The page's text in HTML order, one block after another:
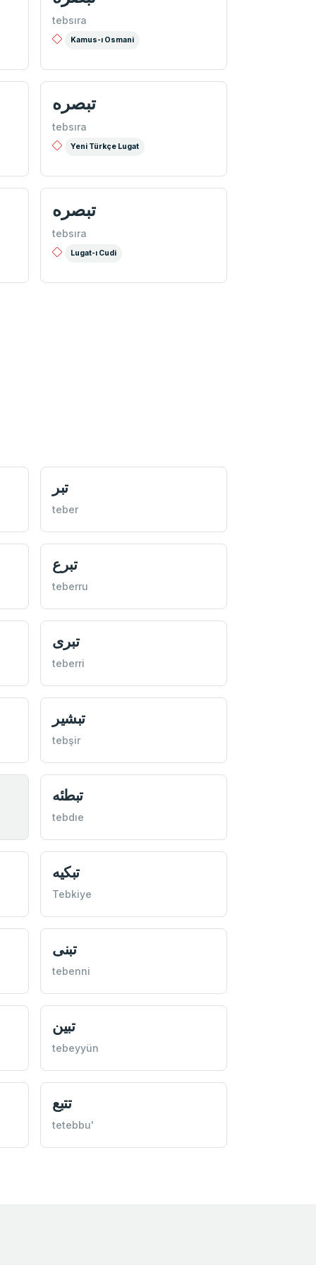
tebsıra
Kamus-ı Osmani
تبصره
tebsıra
Yeni Türkçe Lugat
تبصره
tebsıra
Lugat-ı Cudi
تبر
teber
تبرع
teberru
تبری
teberri
تبشير
tebşir
تبطئه
tebdıe
تبكيه
Tebkiye
تبنی
tebenni
تبين
tebeyyün
تتبع
tetebbu'